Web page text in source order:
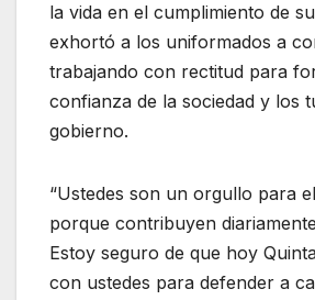
la vida en el cumplimiento de
exhortó a los uniformados a
trabajando con rectitud para
confianza de la sociedad y los
gobierno.
“Ustedes son un orgullo para
porque contribuyen
Estoy seguro de que hoy
con ustedes para defender a